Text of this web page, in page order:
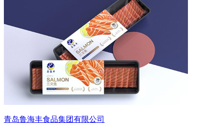
青岛鲁海丰食品集团有限公司